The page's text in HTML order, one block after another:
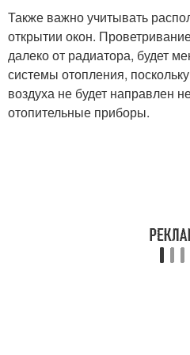
Также важно учитывать
открытии окон.
далеко от радиатора, будет
системы отопления,
воздуха не будет направлен
отопительные приборы.